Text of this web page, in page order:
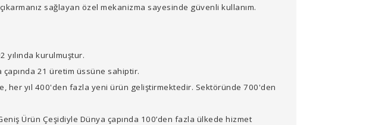
sağlayan özel mekanizma sayesinde güvenli kullanım.
yılında kurulmuştur.
çapında 21 üretim üssüne sahiptir.
her yıl 400'den fazla yeni ürün geliştirmektedir. Sektöründe 700'den
Ürün Çeşidiyle Dünya çapında 100’den fazla ülkede hizmet